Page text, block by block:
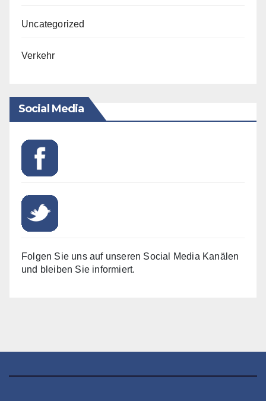
Uncategorized
Verkehr
Social Media
Folgen Sie uns auf unseren Social Media Kanälen
und bleiben Sie informiert.